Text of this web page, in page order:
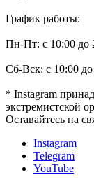
График работы:
Пн-Пт: с 10:00 до
Сб-Вск: с 10:00
* Instagram
экстремистской
Оставайтесь на
Instagram
Telegram
YouTube